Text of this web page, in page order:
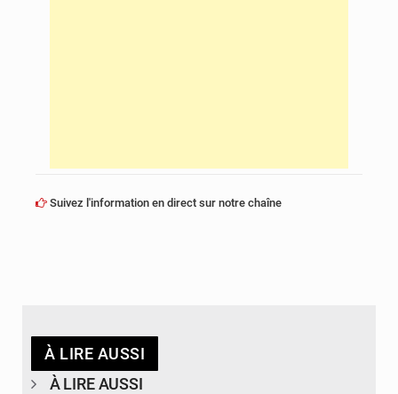
Suivez l'information en direct sur notre chaîne
À LIRE AUSSI
À LIRE AUSSI